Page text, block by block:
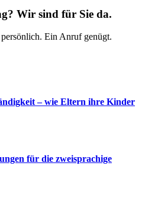
Wir sind für Sie da.
Ein Anruf genügt.
– wie Eltern ihre Kinder
für die zweisprachige